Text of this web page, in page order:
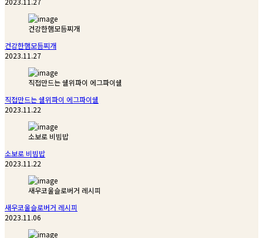
건강한햄모듬찌개
건강한햄모듬찌개
2023.11.27
직접만드는 쉘위파이 에그파이쉘
직접만드는 쉘위파이 에그파이쉘
2023.11.22
소보로 비빔밥
소보로 비빔밥
2023.11.22
새우코울슬로버거 레시피
새우코울슬로버거 레시피
2023.11.06